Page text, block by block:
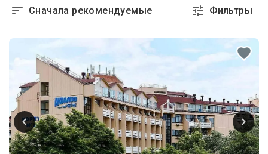
Сначала рекомендуемые Фильтры